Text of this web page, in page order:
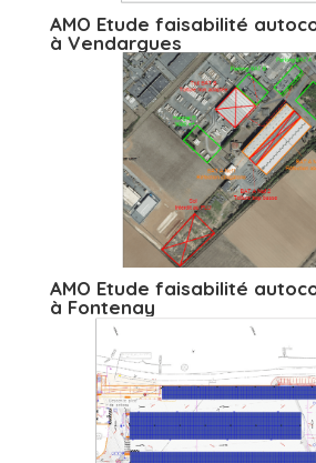
AMO Etude faisabilité
à Vendargues
AMO Etude faisabilité
à Fontenay